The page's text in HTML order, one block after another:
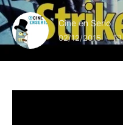
Cine en Serio
02/12/2015